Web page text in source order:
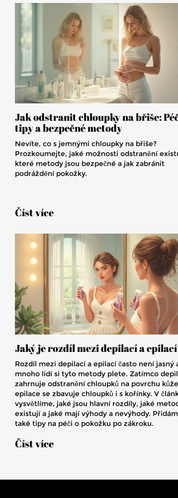
Jak odstranit chloupky na břiše:
tipy a bezpečné metody
Nevíte, co s jemnými chloupky na břiše?
Prozkoumejte, jaké možnosti odstranění
které metody jsou bezpečné a jak zabránit
podráždění pokožky.
Číst více
Jaký je rozdíl mezi depilací a
Rozdíl mezi depilací a epilací často není jasný
mnoho lidí si tyto metody plete. Zatímco
zahrnuje odstranění chloupků na povrchu
epilace se zbavuje chloupků i s kořínky. V
vysvětlíme, jaké jsou hlavní rozdíly, jaké
existují a jaké mají výhody a nevýhody.
také tipy na péči o pokožku po zákroku.
Číst více